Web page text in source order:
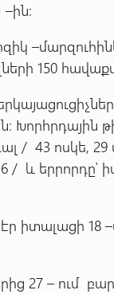
150
/ 43 ոսկե, 29
/ և երրորդը՝
իտալացի 18
27 – ում